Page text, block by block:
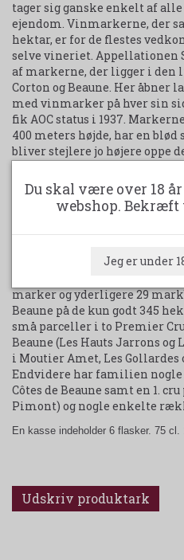
tager sig ganske enkelt af
ejendom. Vinmarkerne, der
hektar, er for de flestes
selve vineriet. Appellationen
af markerne, der ligger i
Corton og Beaune. Her åbner
med vinmarker på hver sin
fik AOC status i 1937.
400 meters højde, har en
bliver stejlere jo højere oppe
undergrunden den fra
mere sten og grusholdig op
Længere nede bliver
kalksten og mere lerholdig
der er eksponeret mod øst
jorden. Med et så
ikke underligt at der
marker og yderligere 29
Beaune på de kun godt 345
små parceller i to Premier
Beaune (Les Hauts Jarrons
i Moutier Amet, Les Gollardes
Endvidere har familien
Côtes de Beaune samt en 1.
Pimont) og nogle enkelte
En kasse indeholder 6 flasker. 75 cl.
Udskriv produktark
Du skal være over 18
webshop.
Jeg er under